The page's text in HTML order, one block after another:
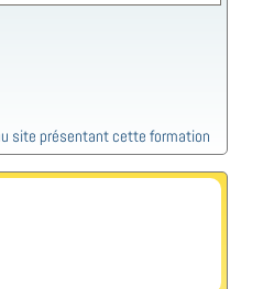
site présentant cette formation